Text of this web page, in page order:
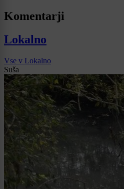
Komentarji
Lokalno
Vse v Lokalno
Suša